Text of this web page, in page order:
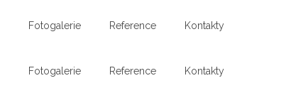
Fotogalerie Reference Kontakty
Fotogalerie Reference Kontakty